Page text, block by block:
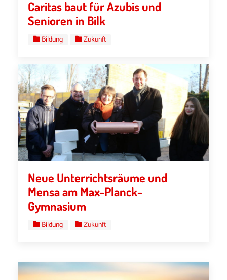
Caritas baut für Azubis und
Senioren in Bilk
Bildung Zukunft
Neue Unterrichtsräume und
Mensa am Max-Planck-
Gymnasium
Bildung Zukunft